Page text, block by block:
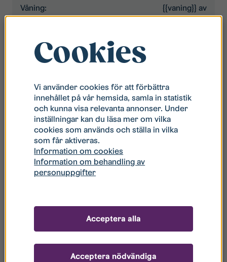
Våning: {{vaning}} av
Hyra:
Tillträde: {{inflyttningDatum}}
Just nu för visning:
Cookies
Vi använder cookies för att förbättra
innehållet på vår hemsida, samla in statistik
och kunna visa relevanta annonser. Under
inställningar kan du läsa mer om vilka
cookies som används och ställa in vilka
som får aktiveras.
Information om cookies
Information om behandling av
personuppgifter
Acceptera nödvändiga
Acceptera alla